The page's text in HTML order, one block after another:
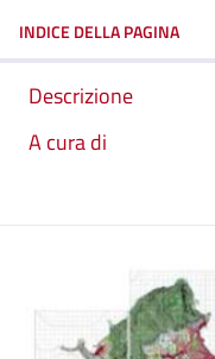
INDICE DELLA PAGINA
Descrizione
A cura di